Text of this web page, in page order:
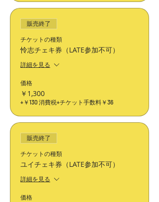
販売終了
チケットの種類
怜志チェキ券（LATE参加不可）
詳細を見る
価格
￥1,300
+￥130 消費税+チケット手数料￥36
販売終了
チケットの種類
ユイチェキ券（LATE参加不可）
詳細を見る
価格